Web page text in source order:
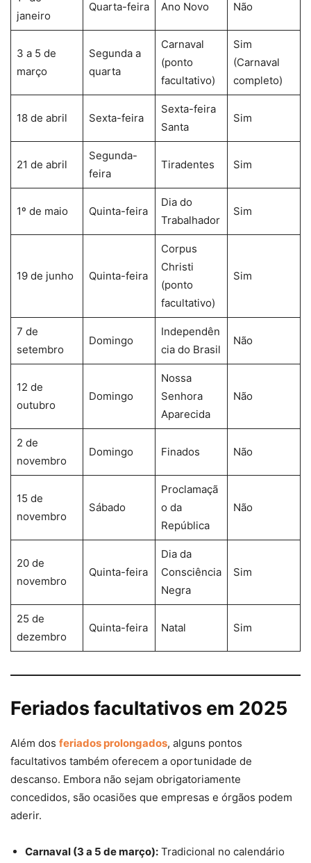
janeiro
Quarta-feira Ano Novo Não
3 a 5 de
março
Segunda a
quarta
Carnaval
(ponto
facultativo)
Sim
(Carnaval
completo)
18 de abril Sexta-feira
Sexta-feira
Santa
Sim
21 de abril
Segunda-
feira
Tiradentes Sim
1º de maio Quinta-feira
Dia do
Trabalhador
Sim
19 de junho Quinta-feira
Corpus
Christi
(ponto
facultativo)
Sim
7 de
setembro
Domingo
Independên
cia do Brasil
Não
12 de
outubro
Domingo
Nossa
Senhora
Aparecida
Não
2 de
novembro
Domingo Finados Não
15 de
novembro
Sábado
Proclamaçã
o da
República
Não
20 de
novembro
Quinta-feira
Dia da
Consciência
Negra
Sim
25 de
dezembro
Quinta-feira Natal Sim
Feriados facultativos em 2025
Além dos feriados prolongados, alguns pontos
facultativos também oferecem a oportunidade de
descanso. Embora não sejam obrigatoriamente
concedidos, são ocasiões que empresas e órgãos podem
aderir.
Carnaval (3 a 5 de março): Tradicional no calendário